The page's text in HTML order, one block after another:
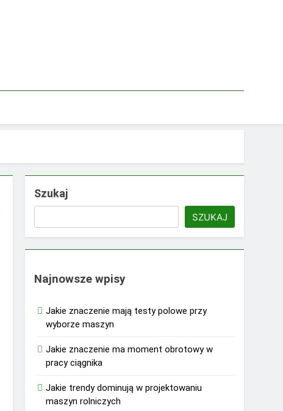
Szukaj
SZUKAJ
Najnowsze wpisy
Jakie znaczenie mają testy polowe przy
wyborze maszyn
Jakie znaczenie ma moment obrotowy w
pracy ciągnika
Jakie trendy dominują w projektowaniu
maszyn rolniczych